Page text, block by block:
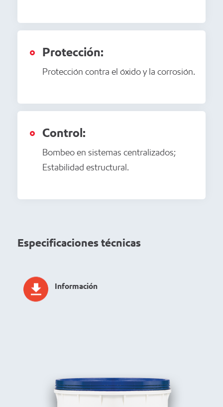
Protección:
Protección contra el óxido y la corrosión.
Control:
Bombeo en sistemas centralizados;
Estabilidad estructural.
Especificaciones técnicas
Información